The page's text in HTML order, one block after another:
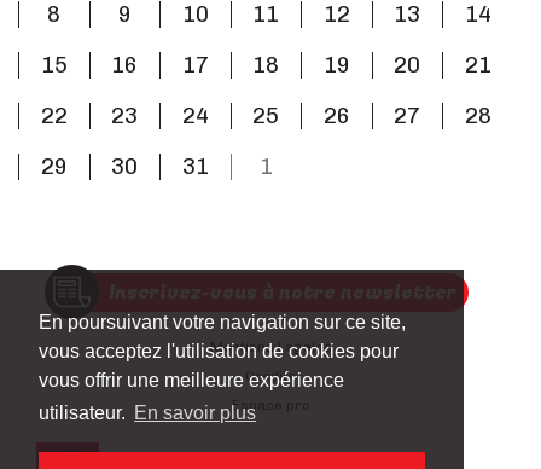
En poursuivant votre navigation sur ce site,
vous acceptez l'utilisation de cookies pour
vous offrir une meilleure expérience
utilisateur. En savoir plus
8
9 10 11 12 13
14
15
16 17 18 19 20
21
22
23 24 25 26 27
28
29
30 31 1
Mentions Légales
Crédits
Espace pro